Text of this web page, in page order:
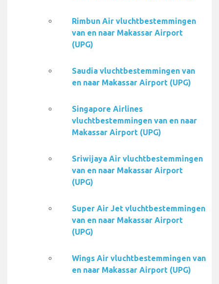
Rimbun Air vluchtbestemmingen
van en naar Makassar Airport
(UPG)
Saudia vluchtbestemmingen van
en naar Makassar Airport (UPG)
Singapore Airlines
vluchtbestemmingen van en naar
Makassar Airport (UPG)
Sriwijaya Air vluchtbestemmingen
van en naar Makassar Airport
(UPG)
Super Air Jet vluchtbestemmingen
van en naar Makassar Airport
(UPG)
Wings Air vluchtbestemmingen van
en naar Makassar Airport (UPG)